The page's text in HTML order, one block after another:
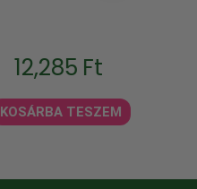
12,285 Ft
KOSÁRBA TESZEM